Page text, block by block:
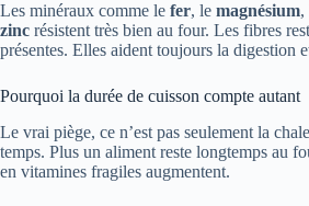
Les minéraux comme le fer, le magnésium,
zinc résistent très bien au four. Les fibres
présentes. Elles aident toujours la digestion
Pourquoi la durée de cuisson compte autant
Le vrai piège, ce n’est pas seulement la
temps. Plus un aliment reste longtemps au
en vitamines fragiles augmentent.